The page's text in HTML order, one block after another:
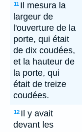
11 Il mesura la
largeur de
l'ouverture de la
porte, qui était
de dix coudées,
et la hauteur de
la porte, qui
était de treize
coudées.
12 Il y avait
devant les